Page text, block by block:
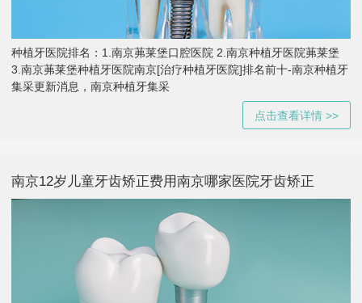
种植牙医院排名：1.南京茀莱堡口腔医院 2.南京种植牙医院茀莱堡
3.南京茀莱堡种植牙医院南京[治疗种植牙医院]排名前十-南京种植牙
集采更新消息，南京种植牙集采
点击查看详情 >>
南京12岁儿童牙齿矫正费用南京哪家医院牙齿矫正